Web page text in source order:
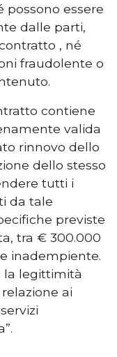
possono essere
dalle parti,
, né
fraudolente o
contiene
valida
rinnovo dello
dello stesso
tutti i
da tale
previste
tra € 300.000
inadempiente.
la legittimità
ai